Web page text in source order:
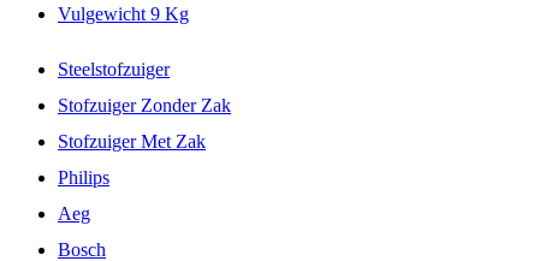
Vulgewicht 9 Kg
Steelstofzuiger
Stofzuiger Zonder Zak
Stofzuiger Met Zak
Philips
Aeg
Bosch